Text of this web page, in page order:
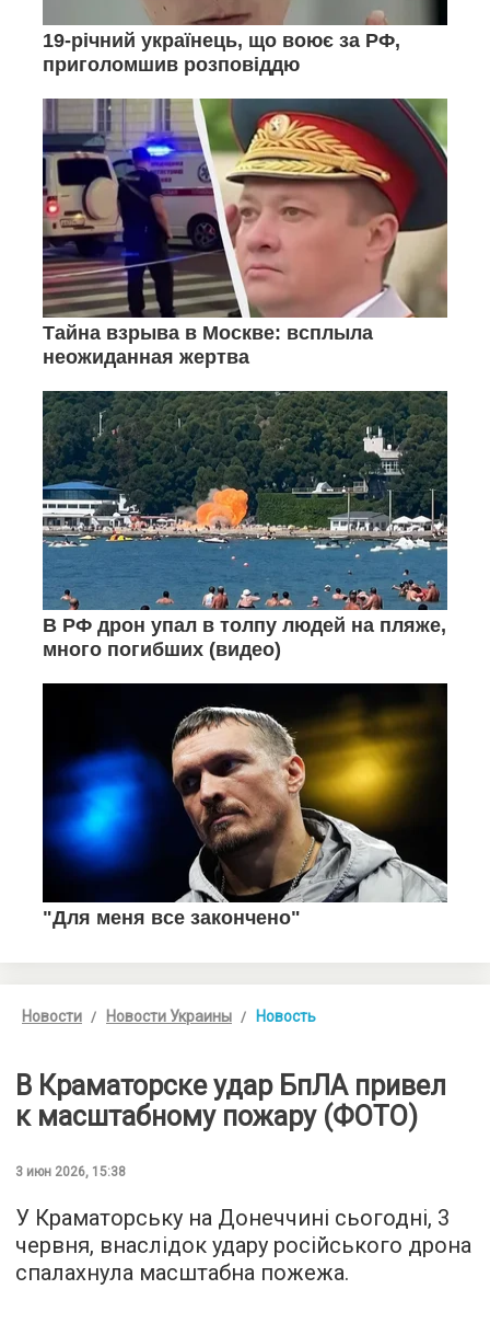
Новости Новости Украины Новость
В Краматорске удар БпЛА привел
к масштабному пожару (ФОТО)
3 июн 2026, 15:38
У Краматорську на Донеччині сьогодні, 3
червня, внаслідок удару російського дрона
спалахнула масштабна пожежа.